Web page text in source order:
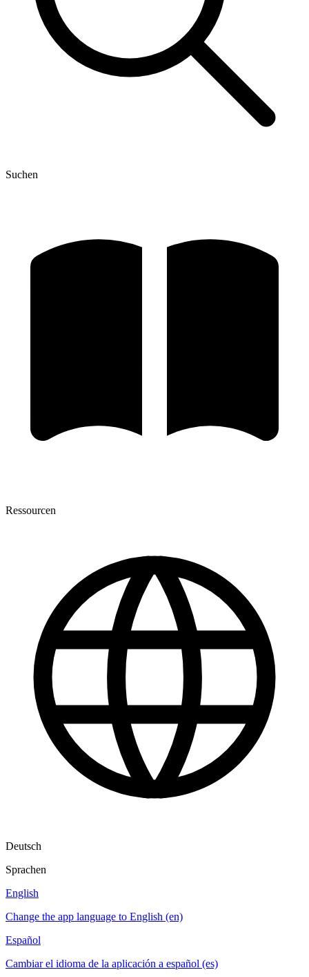
Suchen
Ressourcen
Deutsch
Sprachen
English
Change the app language to English (en)
Español
Cambiar el idioma de la aplicación a español (es)